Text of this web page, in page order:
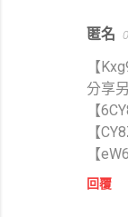
匿名
【
分享
【
【
【
回覆